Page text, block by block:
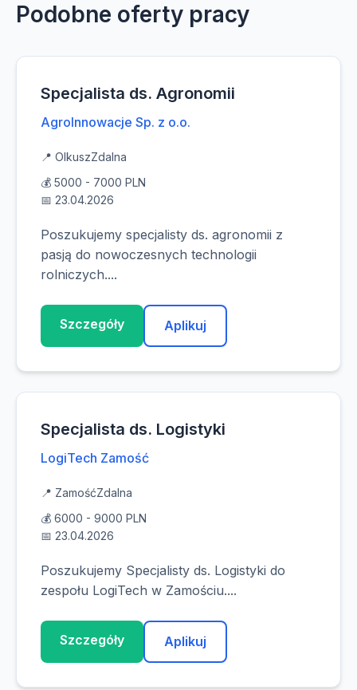
Podobne oferty pracy
Specjalista ds. Agronomii
AgroInnowacje Sp. z o.o.
📍 OlkuszZdalna
💰 5000 - 7000 PLN
📅 23.04.2026
Poszukujemy specjalisty ds. agronomii z
pasją do nowoczesnych technologii
rolniczych....
Szczegóły Aplikuj
Specjalista ds. Logistyki
LogiTech Zamość
📍 ZamośćZdalna
💰 6000 - 9000 PLN
📅 23.04.2026
Poszukujemy Specjalisty ds. Logistyki do
zespołu LogiTech w Zamościu....
Szczegóły Aplikuj